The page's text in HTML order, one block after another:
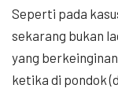
Seperti pada
sekarang bukan
yang
ketika di pondok